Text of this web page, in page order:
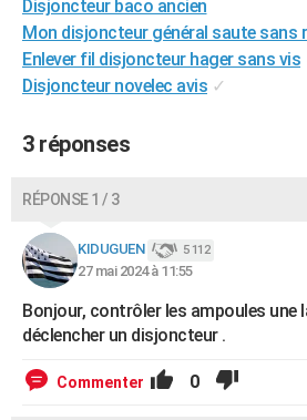
FORUM
Bricolage
Lifestyle
Culture
Sport
Auto
Television
Voyage
Cinema
Disjoncteur baco ancien
Mon disjoncteur général saute sans
Enlever fil disjoncteur hager sans vis
Disjoncteur novelec avis ✓
3 réponses
RÉPONSE 1 / 3
KIDUGUEN 5 112
27 mai 2024 à 11:55
Bonjour, contrôler les ampoules une
déclencher un disjoncteur .
Commenter 0